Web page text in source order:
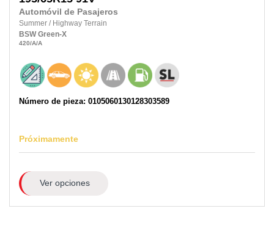
Automóvil de Pasajeros
Summer / Highway Terrain
BSW Green-X
420/A/A
Número de pieza: 0105060130128303589
Próximamente
Ver opciones